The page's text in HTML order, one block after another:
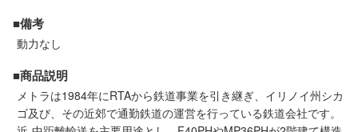
セール商品
走行エリア別 鉄道模型車両リスト
■備考
動力なし
■商品説明
メトラは1984年にRTAから鉄道事業を引き継ぎ、イリノイ州シカ
ゴ及び、その近郊で通勤鉄道の運営を行っている鉄道会社です。